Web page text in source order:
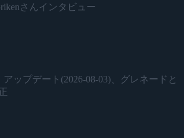
さんインタビュー
アップデート(2026-08-03)、グレネードと